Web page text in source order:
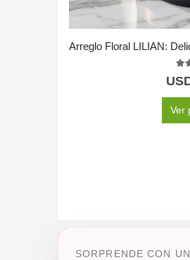
Ver
SORPRENDE CON